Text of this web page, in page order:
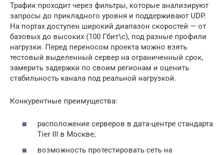
Трафик проходит через фильтры, которые анализируют
запросы до прикладного уровня и поддерживают UDP.
На портах доступен широкий диапазон скоростей — от
базовых до высоких (100 Гбит\с), под разные профили
нагрузки. Перед переносом проекта можно взять
тестовый выделенный сервер на ограниченный срок,
замерить задержки по своим регионам и оценить
стабильность канала под реальной нагрузкой.
Конкурентные преимущества:
расположение серверов в дата-центре стандарта
Tier III в Москве;
возможность протестировать сеть на